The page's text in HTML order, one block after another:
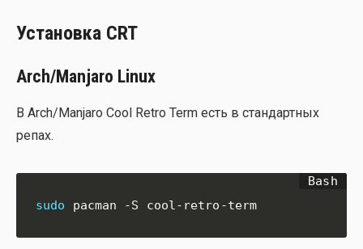
Установка CRT
Arch/Manjaro Linux
В Arch/Manjaro Cool Retro Term есть в стан­дарт­ных
репах.
sudo pacman -S cool-retro-term